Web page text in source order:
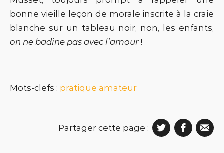
bonne vieille leçon de morale inscrite à la craie
blanche sur un tableau noir, non, les enfants,
on ne badine pas avec l’amour !
Mots-clefs : pratique amateur
Partager cette page :